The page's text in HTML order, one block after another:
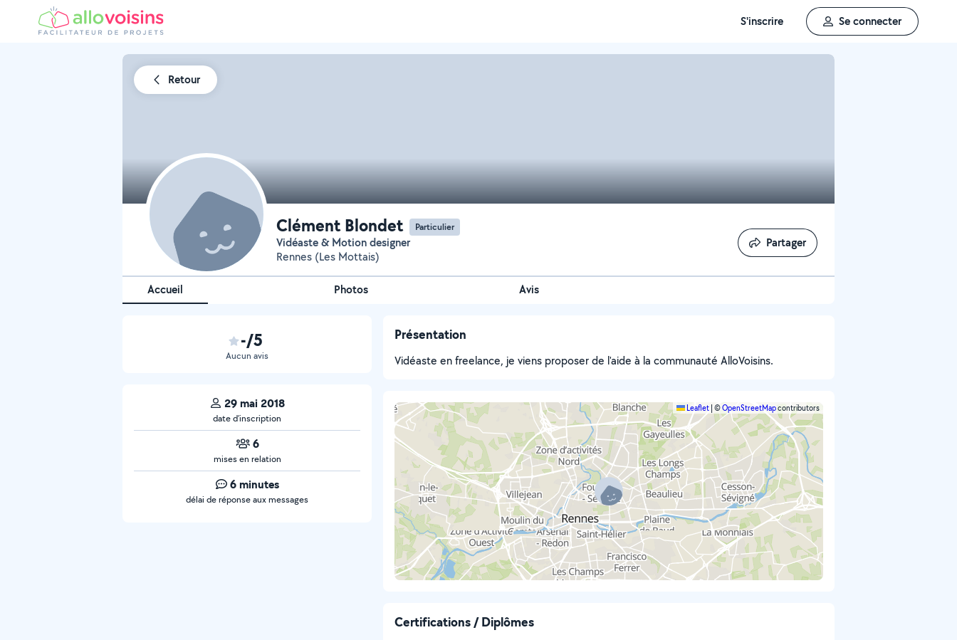
S'inscrire Se connecter
Retour
Clément Blondet Particulier
Vidéaste & Motion designer
Rennes (Les Mottais)
Partager
Partager
Accueil Photos Avis
-/5
Aucun avis
29 mai 2018
date d’inscription
6
mises en relation
6 minutes
délai de réponse aux messages
Présentation
Vidéaste en freelance, je viens proposer de l'aide à la communauté AlloVoisins.
Leaflet ©OpenStreetMapcontributors
Certifications / Diplômes